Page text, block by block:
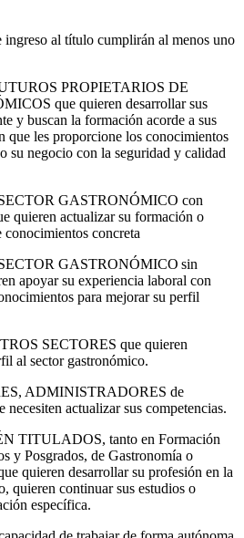
ingreso al título cumplirán al menos uno
PROPIETARIOS DE
que quieren desarrollar sus
y buscan la formación acorde a sus
que les proporcione los conocimientos
su negocio con la seguridad y calidad
GASTRONÓMICO con
quieren actualizar su formación o
conocimientos concreta
GASTRONÓMICO sin
apoyar su experiencia laboral con
para mejorar su perfil
SECTORES que quieren
al sector gastronómico.
ADMINISTRADORES de
necesiten actualizar sus competencias.
TITULADOS, tanto en Formación
y Posgrados, de Gastronomía o
quieren desarrollar su profesión en la
quieren continuar sus estudios o
específica.